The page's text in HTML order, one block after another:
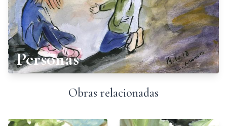
Personas
Obras relacionadas